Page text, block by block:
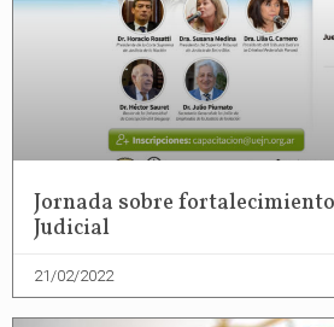
Jornada sobre
Judicial
21/02/2022